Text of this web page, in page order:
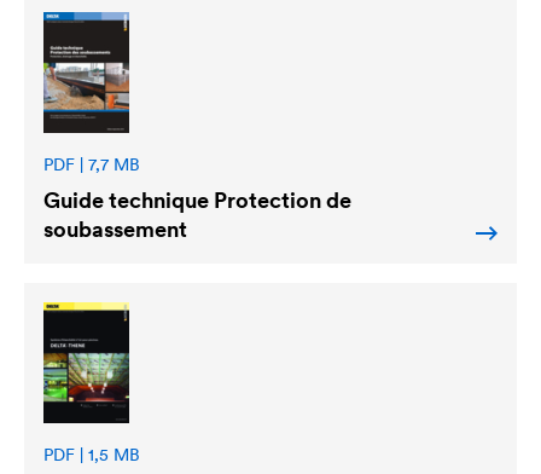
PDF | 7,7 MB
Guide technique Protection de
soubassement
PDF | 1,5 MB